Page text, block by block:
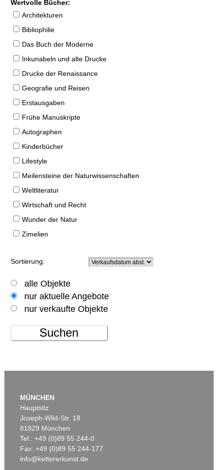
Wertvolle Bücher:
Architekturen
Bibliophilie
Das Buch der Moderne
Inkunabeln und alte Drucke
Drucke der Renaissance
Geografie und Reisen
Erstausgaben
Frühe Manuskripte
Autographen
Kinderbücher
Lifestyle
Meilensteine der Naturwissenschaften
Weltliteratur
Wirtschaft und Recht
Wunder der Natur
Zimelien
Sortierung:
alle Objekte
nur aktuelle Angebote
nur verkaufte Objekte
Suchen
MÜNCHEN
Hauptsitz
Joseph-Wild-Str. 18
81829 München
Tel.: +49 (0)89 55 244-0
Fax: +49 (0)89 55 244-177
info@kettererkunst.de